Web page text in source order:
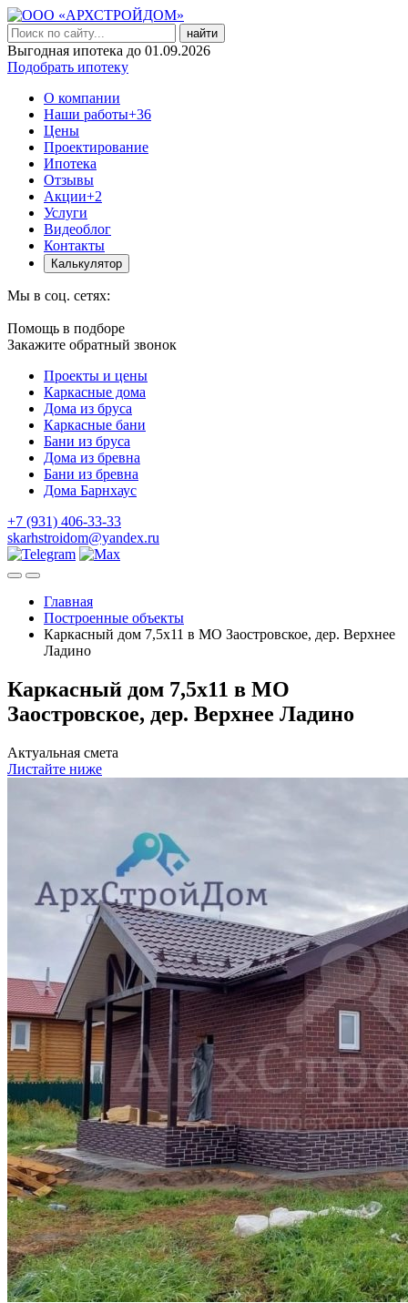
найти
Выгодная ипотека до 01.09.2026
Подобрать ипотеку
О компании
Наши работы+36
Цены
Проектирование
Ипотека
Отзывы
Акции+2
Услуги
Видеоблог
Контакты
Калькулятор
Мы в соц. сетях:
Помощь в подборе
Закажите обратный звонок
Проекты и цены
Каркасные дома
Дома из бруса
Каркасные бани
Бани из бруса
Дома из бревна
Бани из бревна
Дома Барнхаус
+7 (931) 406-33-33
skarhstroidom@yandex.ru
Главная
Построенные объекты
Каркасный дом 7,5х11 в МО Заостровское, дер. Верхнее
Ладино
Каркасный дом 7,5х11 в МО
Заостровское, дер. Верхнее Ладино
Актуальная смета
Листайте ниже